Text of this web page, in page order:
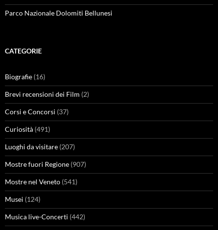
Parco Nazionale Dolomiti Bellunesi
CATEGORIE
Biografie (16)
Brevi recensioni dei Film (2)
Corsi e Concorsi (37)
Curiosità (491)
Luoghi da visitare (207)
Mostre fuori Regione (907)
Mostre nel Veneto (541)
Musei (124)
Musica live-Concerti (442)